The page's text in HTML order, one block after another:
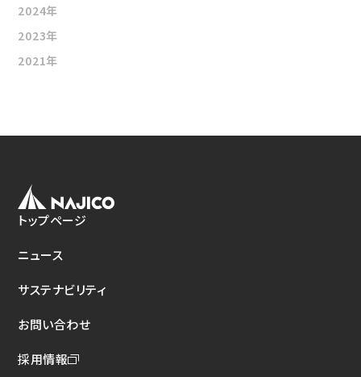
2024年
2023年
2021年
トップページ
ニュース
サステナビリティ
お問い合わせ
採用情報